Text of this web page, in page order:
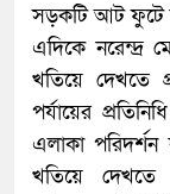
সড়কটি আট ফুটে
এদিকে নরেন্দ্র
খতিয়ে দেখতে
পর্যায়ের
এলাকা পরিদর্শন
খতিয়ে দেখতে